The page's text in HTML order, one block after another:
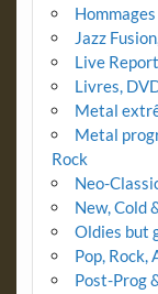
Hommages
Jazz
Live
Livres,
Metal
Metal
Rock
Neo-
New, Cold
Oldies but
Pop,
Post-Prog